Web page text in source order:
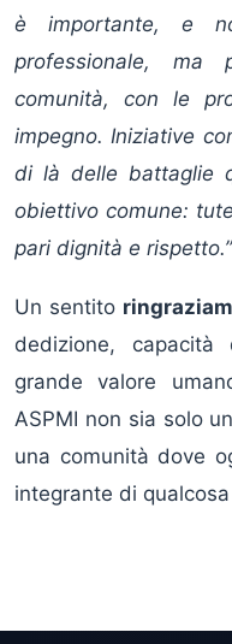
è importante, e
professionale,
comunità, con le
impegno. Iniziative
di là delle battaglie
obiettivo comune:
pari dignità e rispetto.”
Un sentito
dedizione,
grande valore
ASPMI non sia solo
una comunità dove
integrante di